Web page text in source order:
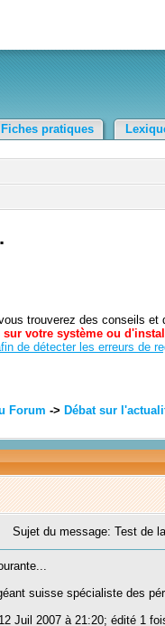
Fiches pratiques
trouverez des conseils et
votre système ou
de détecter les erreurs de
Forum -> Débat sur
Sujet du message: Test de
suisse spécialiste des
Juil 2007 à 21:20; édité 1